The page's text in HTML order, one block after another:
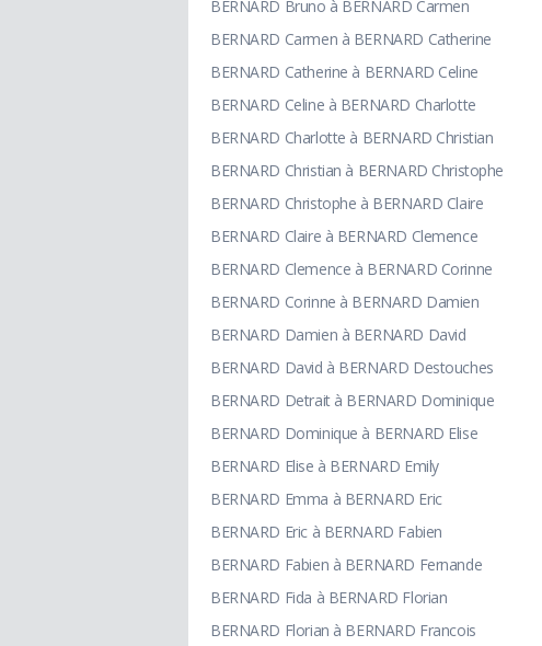
BERNARD Bruno à BERNARD Carmen
BERNARD Carmen à BERNARD Catherine
BERNARD Catherine à BERNARD Celine
BERNARD Celine à BERNARD Charlotte
BERNARD Charlotte à BERNARD Christian
BERNARD Christian à BERNARD Christophe
BERNARD Christophe à BERNARD Claire
BERNARD Claire à BERNARD Clemence
BERNARD Clemence à BERNARD Corinne
BERNARD Corinne à BERNARD Damien
BERNARD Damien à BERNARD David
BERNARD David à BERNARD Destouches
BERNARD Detrait à BERNARD Dominique
BERNARD Dominique à BERNARD Elise
BERNARD Elise à BERNARD Emily
BERNARD Emma à BERNARD Eric
BERNARD Eric à BERNARD Fabien
BERNARD Fabien à BERNARD Fernande
BERNARD Fida à BERNARD Florian
BERNARD Florian à BERNARD Francois